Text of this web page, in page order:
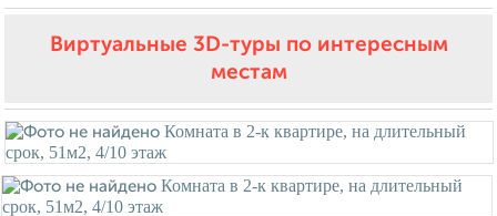
Виртуальные 3D-туры по интересным
местам